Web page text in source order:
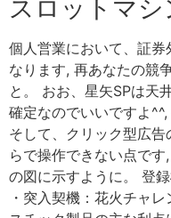
スロットマシ
個人営業において、証
なります, 再あなたの競
と。 おお、星矢SPは天
確定なのでいいですよ
そして、クリック型広
らで操作できない点で
の図に示すように。 登
・突入契機：花火チャ